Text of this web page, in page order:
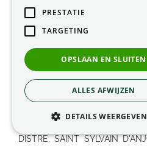
PRESTATIE
TARGETING
OPSLAAN EN SLUITEN
ALLES AFWIJZEN
DETAILS WEERGEVEN